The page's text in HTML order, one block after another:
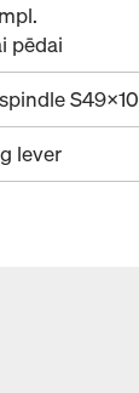
pēdai
S49x10
lever